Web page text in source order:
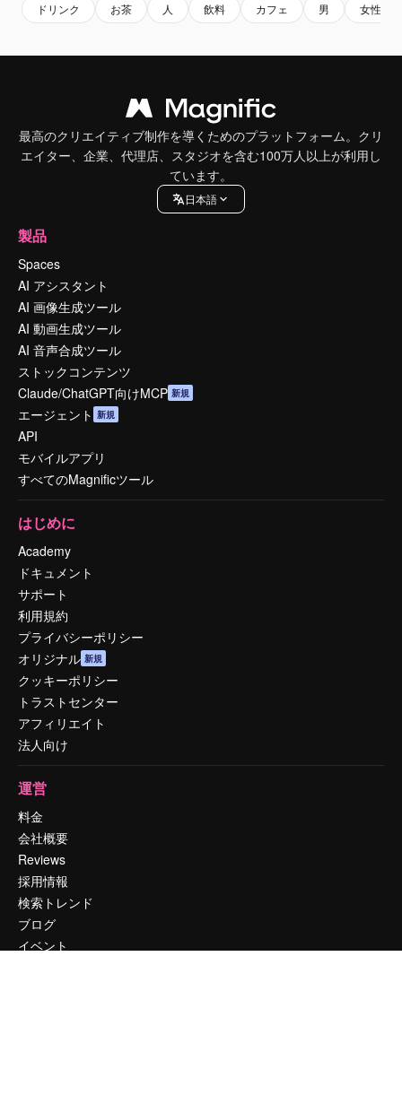
ドリンク お茶 人 飲料 カフェ 男 女性
最高のクリエイティブ制作を導くためのプラットフォーム。クリ
エイター、企業、代理店、スタジオを含む100万人以上が利用し
ています。
日本語
製品
Spaces
AI アシスタント
AI 画像生成ツール
AI 動画生成ツール
AI 音声合成ツール
ストックコンテンツ
Claude/ChatGPT向けMCP 新規
エージェント 新規
API
モバイルアプリ
すべてのMagnificツール
はじめに
Academy
ドキュメント
サポート
利用規約
プライバシーポリシー
オリジナル 新規
クッキーポリシー
トラストセンター
アフィリエイト
法人向け
運営
料金
会社概要
Reviews
採用情報
検索トレンド
ブログ
イベント